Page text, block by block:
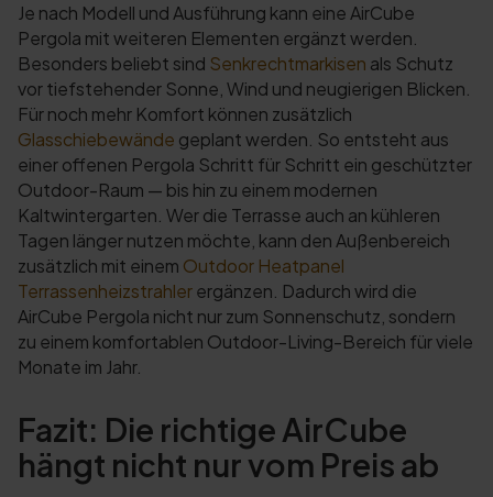
Je nach Modell und Ausführung kann eine AirCube
Pergola mit weiteren Elementen ergänzt werden.
Besonders beliebt sind Senkrechtmarkisen als Schutz
vor tiefstehender Sonne, Wind und neugierigen Blicken.
Für noch mehr Komfort können zusätzlich
Glasschiebewände geplant werden. So entsteht aus
einer offenen Pergola Schritt für Schritt ein geschützter
Outdoor-Raum — bis hin zu einem modernen
Kaltwintergarten. Wer die Terrasse auch an kühleren
Tagen länger nutzen möchte, kann den Außenbereich
zusätzlich mit einem Outdoor Heatpanel
Terrassenheizstrahlerergänzen. Dadurch wird die
AirCube Pergola nicht nur zum Sonnenschutz, sondern
zu einem komfortablen Outdoor-Living-Bereich für viele
Monate im Jahr.
Fazit: Die richtige AirCube
hängt nicht nur vom Preis ab